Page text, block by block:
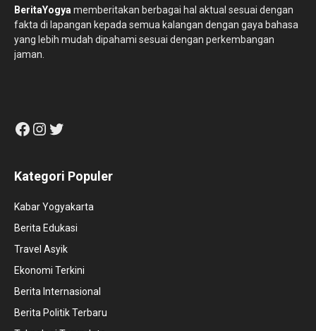
BeritaYogya memberitakan berbagai hal aktual sesuai dengan
fakta di lapangan kepada semua kalangan dengan gaya bahasa
yang lebih mudah dipahami sesuai dengan perkembangan
jaman.
Facebook
Instagram
Twitter
Kategori Populer
Kabar Yogyakarta
Berita Edukasi
Travel Asyik
Ekonomi Terkini
Berita Internasional
Berita Politik Terbaru